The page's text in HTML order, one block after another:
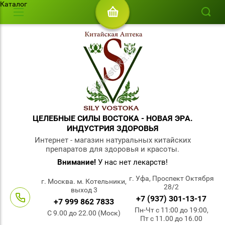
Каталог
ЦЕЛЕБНЫЕ СИЛЫ ВОСТОКА - НОВАЯ ЭРА.
ИНДУСТРИЯ ЗДОРОВЬЯ
Интернет - магазин натуральных китайских
препаратов для здоровья и красоты.
Внимание! У нас нет лекарств!
г. Москва. м. Котельники,
выход 3
+7 999 862 7833
С 9.00 до 22.00 (Моск)
г. Уфа, Проспект Октября
28/2
+7 (937) 301-13-17
Пн-Чт с 11:00 до 19:00,
Пт с 11.00 до 16.00